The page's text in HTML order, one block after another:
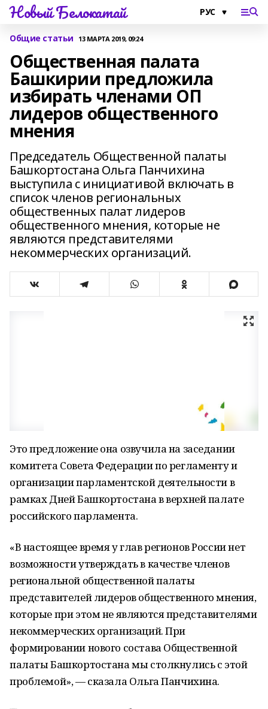
Новый Белокатай
Общие статьи 13 МАРТА 2019, 09:24
Общественная палата
Башкирии предложила
избирать членами ОП
лидеров общественного
мнения
Председатель Общественной палаты
Башкортостана Ольга Панчихина
выступила с инициативой включать в
список членов региональных
общественных палат лидеров
общественного мнения, которые не
являются представителями
некоммерческих организаций.
Это предложение она озвучила на заседании
комитета Совета Федерации по регламенту и
организации парламентской деятельности в
рамках Дней Башкортостана в верхней палате
российского парламента.
«В настоящее время у глав регионов России нет
возможности утверждать в качестве членов
региональной общественной палаты
представителей лидеров общественного мнения,
которые при этом не являются представителями
некоммерческих организаций. При
формировании нового состава Общественной
палаты Башкортостана мы столкнулись с этой
проблемой», — сказала Ольга Панчихина.